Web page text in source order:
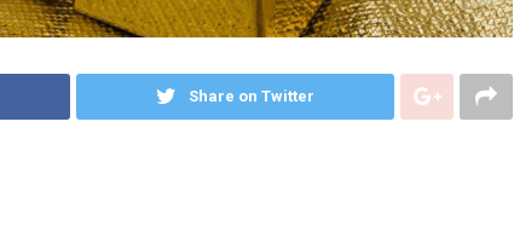
Share on Twitter